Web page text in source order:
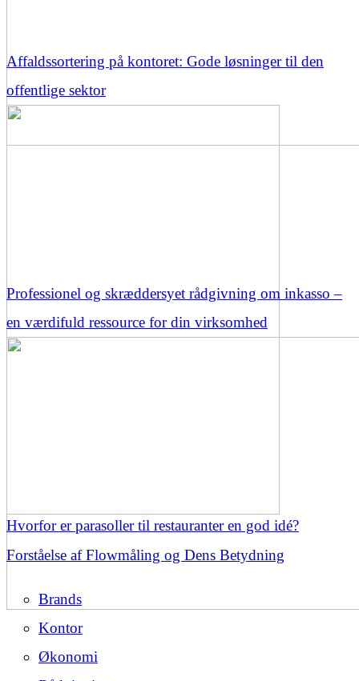
Affaldssortering på kontoret: Gode løsninger til den
offentlige sektor
Professionel og skræddersyet rådgivning om inkasso –
en værdifuld ressource for din virksomhed
Hvorfor er parasoller til restauranter en god idé?
Forståelse af Flowmåling og Dens Betydning
Brands
Kontor
Økonomi